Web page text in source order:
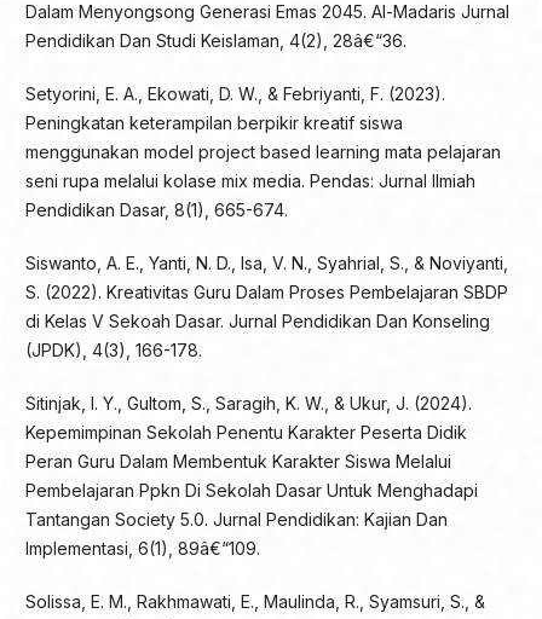
Dalam Menyongsong Generasi Emas 2045. Al-Madaris Jurnal
Pendidikan Dan Studi Keislaman, 4(2), 28â€“36.
Setyorini, E. A., Ekowati, D. W., & Febriyanti, F. (2023).
Peningkatan keterampilan berpikir kreatif siswa
menggunakan model project based learning mata pelajaran
seni rupa melalui kolase mix media. Pendas: Jurnal Ilmiah
Pendidikan Dasar, 8(1), 665-674.
Siswanto, A. E., Yanti, N. D., Isa, V. N., Syahrial, S., & Noviyanti,
S. (2022). Kreativitas Guru Dalam Proses Pembelajaran SBDP
di Kelas V Sekoah Dasar. Jurnal Pendidikan Dan Konseling
(JPDK), 4(3), 166-178.
Sitinjak, I. Y., Gultom, S., Saragih, K. W., & Ukur, J. (2024).
Kepemimpinan Sekolah Penentu Karakter Peserta Didik
Peran Guru Dalam Membentuk Karakter Siswa Melalui
Pembelajaran Ppkn Di Sekolah Dasar Untuk Menghadapi
Tantangan Society 5.0. Jurnal Pendidikan: Kajian Dan
Implementasi, 6(1), 89â€“109.
Solissa, E. M., Rakhmawati, E., Maulinda, R., Syamsuri, S., &